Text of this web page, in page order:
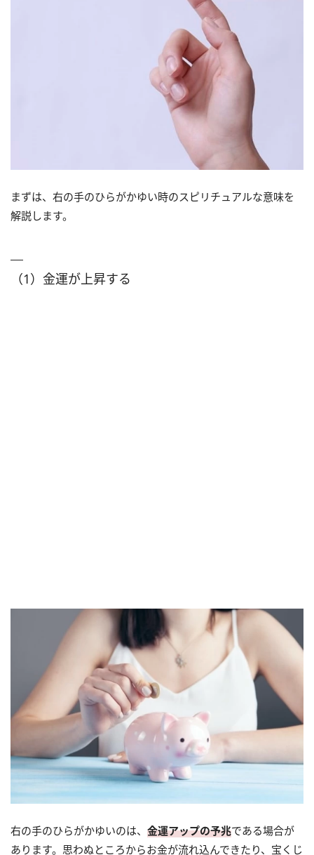
まずは、右の手のひらがかゆい時のスピリチュアルな意味を
解説します。
（1）金運が上昇する
右の手のひらがかゆいのは、 金運アップの予兆である場合が
あります。思わぬところからお金が流れ込んできたり、宝くじ